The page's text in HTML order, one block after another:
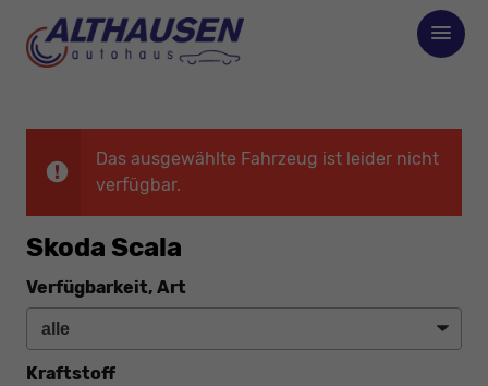
Das ausgewählte Fahrzeug ist leider nicht
verfügbar.
Skoda Scala
Verfügbarkeit, Art
Kraftstoff